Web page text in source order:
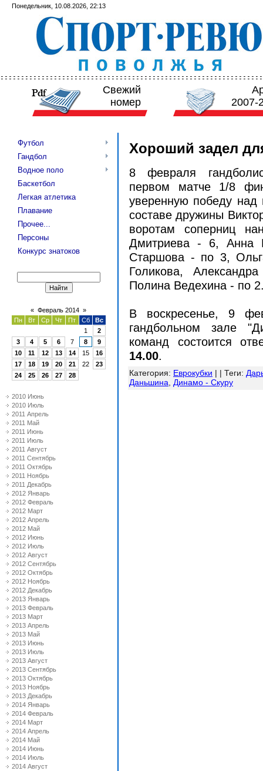
Понедельник, 10.08.2026, 22:13
Свежий
номер
2007-
Футбол
Гандбол
Водное поло
Баскетбол
Легкая атлетика
Плавание
Прочее...
Персоны
Конкурс знатоков
« Февраль 2014 »
Пн
Вт Ср Чт Пт Сб
Вс
1
2
3
4 5 6 7 8
9
10
11 12 13 14 15
16
17
18 19 20 21 22
23
24
25 26 27 28
2010 Июнь
2010 Июль
2011 Апрель
2011 Май
2011 Июнь
2011 Июль
2011 Август
2011 Сентябрь
2011 Октябрь
2011 Ноябрь
2011 Декабрь
2012 Январь
2012 Февраль
2012 Март
2012 Апрель
2012 Май
2012 Июнь
2012 Июль
2012 Август
2012 Сентябрь
2012 Октябрь
2012 Ноябрь
2012 Декабрь
2013 Январь
2013 Февраль
2013 Март
2013 Апрель
2013 Май
2013 Июнь
2013 Июль
2013 Август
2013 Сентябрь
2013 Октябрь
2013 Ноябрь
2013 Декабрь
2014 Январь
2014 Февраль
2014 Март
2014 Апрель
2014 Май
2014 Июнь
2014 Июль
2014 Август
Хороший задел
8 февраля
первом матче 1/8
уверенную победу
составе дружины
воротам соперниц
Дмитриева - 6, Анна
Старшова - по 3,
Голикова,
Полина Ведехина - по
В воскресенье, 9
гандбольном зале
команд состоится
14.00.
Категория: Еврокубки | | Теги:
Даньшина
Динамо - Скуру